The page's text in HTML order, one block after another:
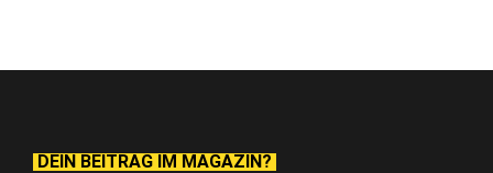
DEIN BEITRAG IM MAGAZIN?